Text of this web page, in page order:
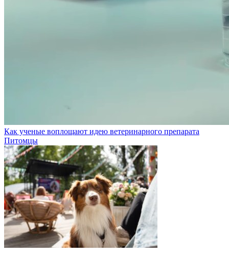
Как ученые воплощают идею ветеринарного препарата
Питомцы